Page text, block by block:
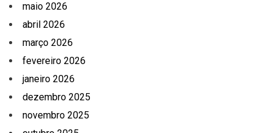
maio 2026
abril 2026
março 2026
fevereiro 2026
janeiro 2026
dezembro 2025
novembro 2025